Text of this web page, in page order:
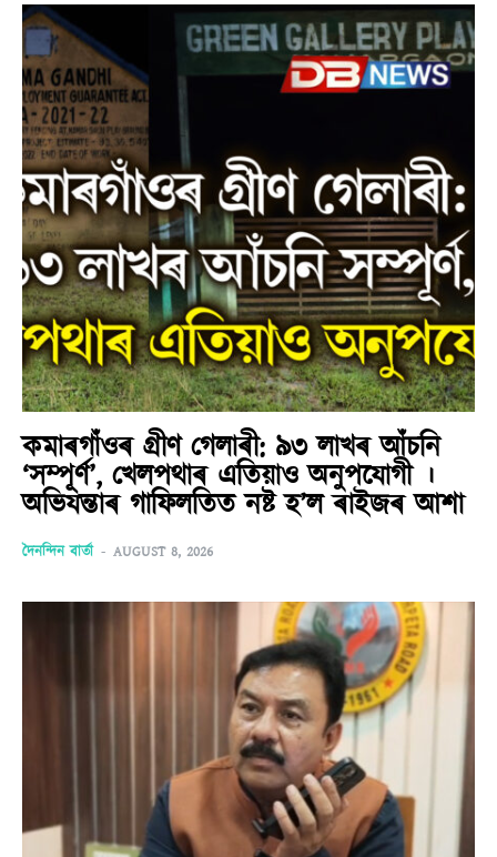
কমাৰগাঁওৰ গ্ৰীণ গেলাৰী: ৯৩ লাখৰ আঁচনি
‘সম্পূৰ্ণ’, খেলপথাৰ এতিয়াও অনুপযোগী ।
অভিযন্তাৰ গাফিলতিত নষ্ট হ’ল ৰাইজৰ আশা
দৈনন্দিন বাৰ্তা - AUGUST 8, 2026